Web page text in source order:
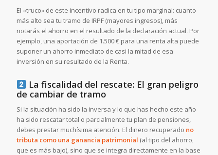
El «truco» de este incentivo radica en tu tipo marginal: cuanto
más alto sea tu tramo de IRPF (mayores ingresos), más
notarás el ahorro en el resultado de la declaración actual. Por
ejemplo, una aportación de 1.500 € para una renta alta puede
suponer un ahorro inmediato de casi la mitad de esa
inversión en su resultado de la Renta.
La fiscalidad del rescate: El gran peligro
de cambiar de tramo
Si la situación ha sido la inversa y lo que has hecho este año
ha sido rescatar total o parcialmente tu plan de pensiones,
debes prestar muchísima atención. El dinero recuperado no
tributa como una ganancia patrimonial (al tipo del ahorro,
que es más bajo), sino que se integra directamente en la base